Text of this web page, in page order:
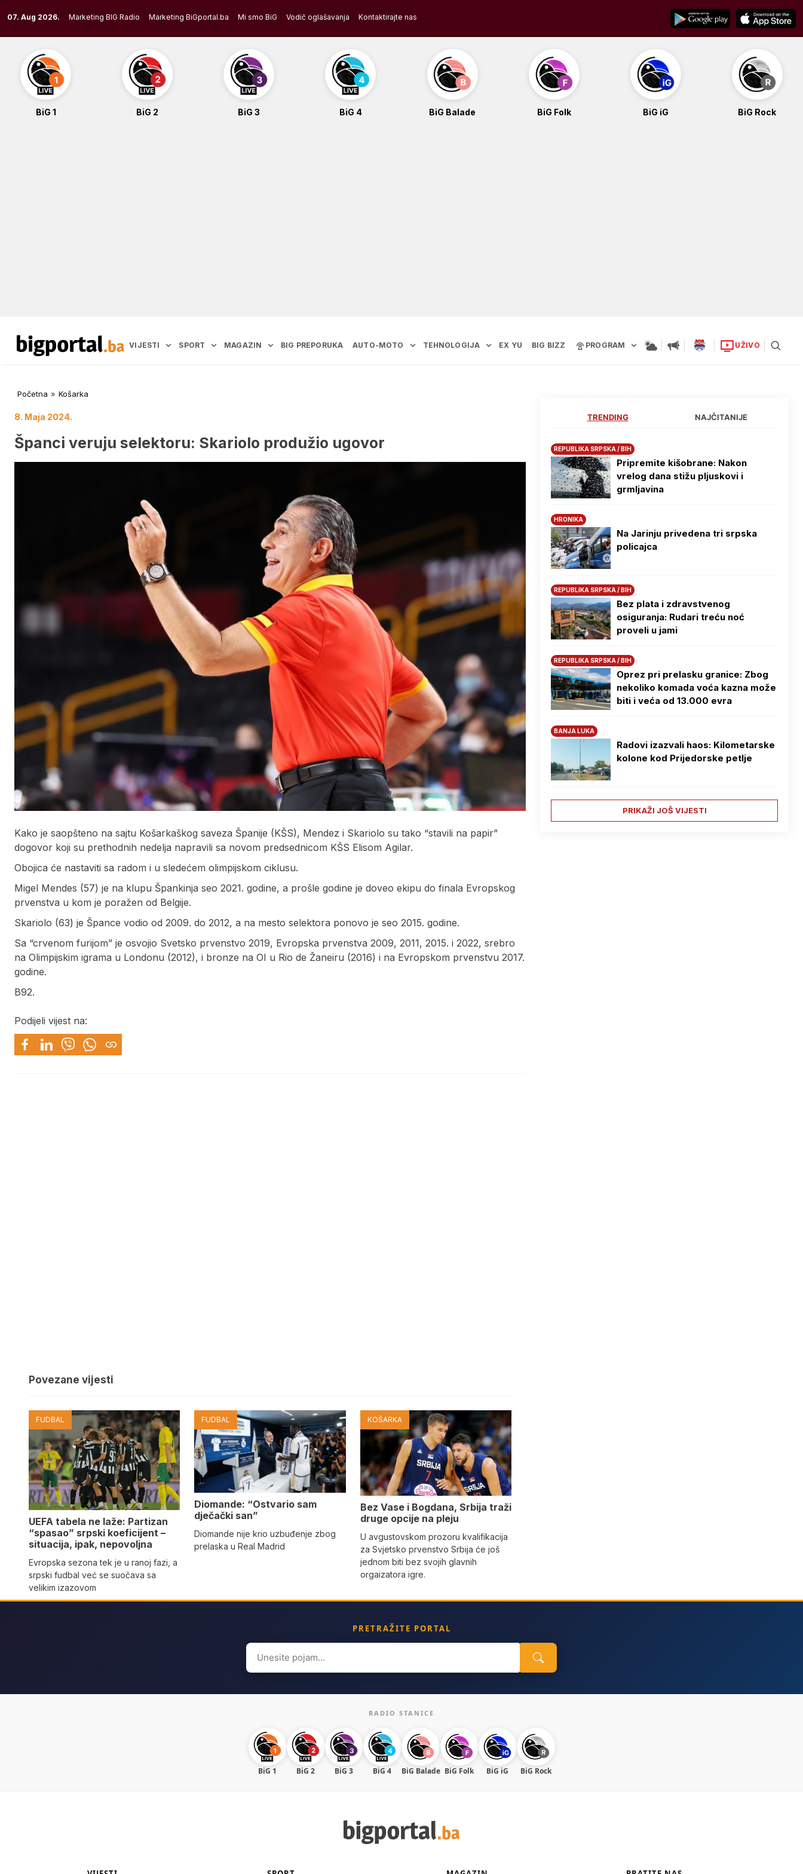
to
content
07. Aug 2026. Marketing BIG Radio Marketing BiGportal.ba Mi smo BiG Vodič oglašavanja Kontaktirajte nas
BiG 1 BiG 2 BiG 3 BiG 4 BiG Balade BiG Folk BiG iG BiG Rock
VIJESTI SPORT MAGAZIN BIG PREPORUKA AUTO-MOTO TEHNOLOGIJA EX YU BIG BIZZ PROGRAM UŽIVO
Početna » Košarka
8. Maja 2024.
Španci veruju selektoru: Skariolo produžio ugovor
Kako je saopšteno na sajtu Košarkaškog saveza Španije (KŠS), Mendez i Skariolo su tako “stavili na papir”
dogovor koji su prethodnih nedelja napravili sa novom predsednicom KŠS Elisom Agilar.
Obojica će nastaviti sa radom i u sledećem olimpijskom ciklusu.
Migel Mendes (57) je na klupu Špankinja seo 2021. godine, a prošle godine je doveo ekipu do finala Evropskog
prvenstva u kom je poražen od Belgije.
Skariolo (63) je Špance vodio od 2009. do 2012, a na mesto selektora ponovo je seo 2015. godine.
Sa “crvenom furijom” je osvojio Svetsko prvenstvo 2019, Evropska prvenstva 2009, 2011, 2015. i 2022, srebro
na Olimpijskim igrama u Londonu (2012), i bronze na OI u Rio de Žaneiru (2016) i na Evropskom prvenstvu 2017.
godine.
B92.
Podijeli vijest na:
Povezane vijesti
FUDBAL
UEFA tabela ne laže: Partizan
“spasao” srpski koeficijent –
situacija, ipak, nepovoljna
Evropska sezona tek je u ranoj fazi, a
srpski fudbal već se suočava sa
velikim izazovom
FUDBAL
Diomande: “Ostvario sam
dječački san”
Diomande nije krio uzbuđenje zbog
prelaska u Real Madrid
KOŠARKA
Bez Vase i Bogdana, Srbija traži
druge opcije na pleju
U avgustovskom prozoru kvalifikacija
za Svjetsko prvenstvo Srbija će još
jednom biti bez svojih glavnih
orgaizatora igre.
TRENDING NAJČITANIJE
REPUBLIKA SRPSKA / BIH
Pripremite kišobrane: Nakon
vrelog dana stižu pljuskovi i
grmljavina
HRONIKA
Na Јarinju privedena tri srpska
policajca
REPUBLIKA SRPSKA / BIH
Bez plata i zdravstvenog
osiguranja: Rudari treću noć
proveli u jami
REPUBLIKA SRPSKA / BIH
Oprez pri prelasku granice: Zbog
nekoliko komada voća kazna može
biti i veća od 13.000 evra
BANJA LUKA
Radovi izazvali haos: Kilometarske
kolone kod Prijedorske petlje
PRIKAŽI JOŠ VIJESTI
PRETRAŽITE PORTAL
Search
for:
RADIO STANICE
BiG 1 BiG 2 BiG 3 BiG 4 BiG Balade BiG Folk BiG iG BiG Rock